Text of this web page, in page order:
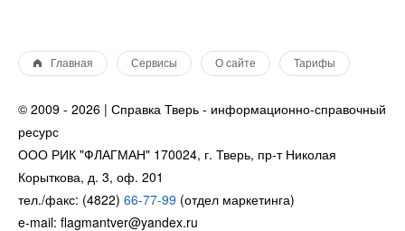
Главная Сервисы О сайте Тарифы
© 2009 - 2026 | Справка Тверь - информационно-справочный
ресурс
ООО РИК "ФЛАГМАН" 170024, г. Тверь, пр-т Николая
Корыткова, д. 3, оф. 201
тел./факс: (4822) 66-77-99 (отдел маркетинга)
e-mail: flagmantver@yandex.ru